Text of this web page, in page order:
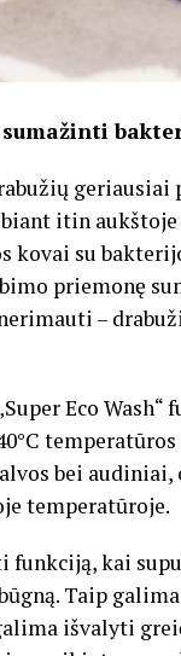
itin
kovai su
priemonę
–
Eco Wash“
bei
temperatūroje.
kai
Taip
išvalyti